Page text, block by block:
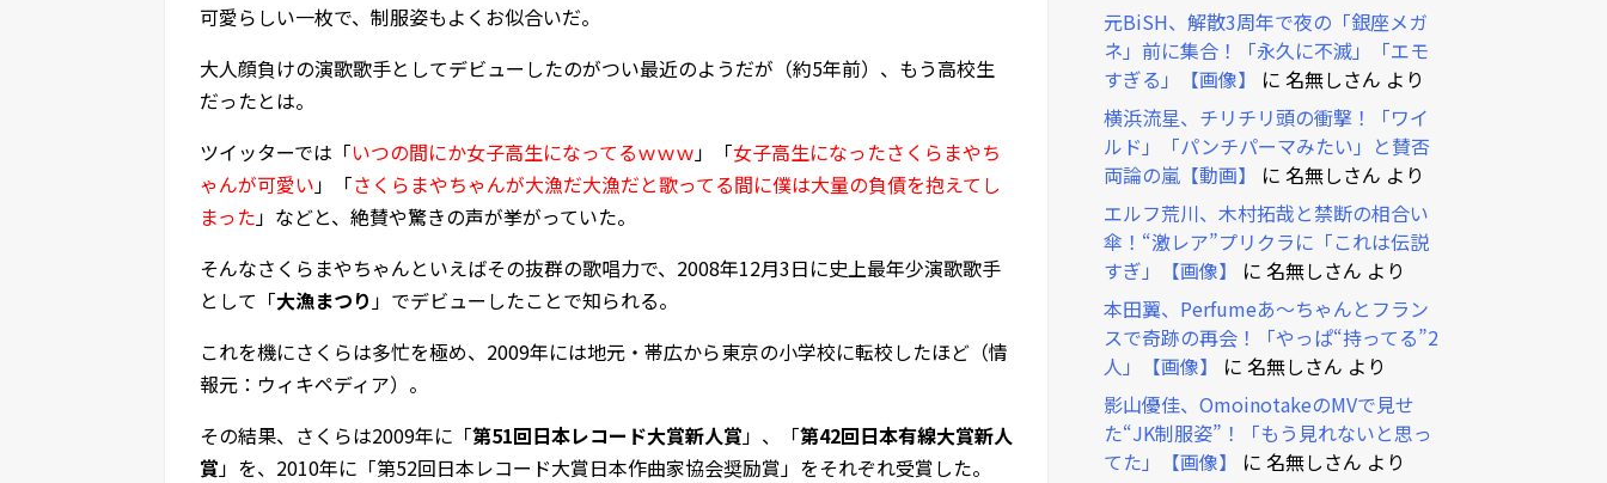
可愛らしい一枚で、制服姿もよくお似合いだ。
大人顔負けの演歌歌手としてデビューしたのがつい最近のようだが（約5年前）、もう高校生
だったとは。
ツイッターでは「いつの間にか女子高生になってるｗｗｗ」「女子高生になったさくらまやち
ゃんが可愛い」「さくらまやちゃんが大漁だ大漁だと歌ってる間に僕は大量の負債を抱えてし
まった」などと、絶賛や驚きの声が挙がっていた。
そんなさくらまやちゃんといえばその抜群の歌唱力で、2008年12月3日に史上最年少演歌歌手
として「大漁まつり」でデビューしたことで知られる。
これを機にさくらは多忙を極め、2009年には地元・帯広から東京の小学校に転校したほど（情
報元：ウィキペディア）。
その結果、さくらは2009年に「第51回日本レコード大賞新人賞」、「第42回日本有線大賞新人
賞」を、2010年に「第52回日本レコード大賞日本作曲家協会奨励賞」をそれぞれ受賞した。
元BiSH、解散3周年で夜の「銀座メガ
ネ」前に集合！「永久に不滅」「エモ
すぎる」【画像】
に 名無しさん より
横浜流星、チリチリ頭の衝撃！「ワイ
ルド」「パンチパーマみたい」と賛否
両論の嵐【動画】
に 名無しさん より
エルフ荒川、木村拓哉と禁断の相合い
傘！“激レア”プリクラに「これは伝説
すぎ」【画像】
に 名無しさん より
本田翼、Perfumeあ～ちゃんとフラン
スで奇跡の再会！「やっぱ“持ってる”2
人」【画像】
に 名無しさん より
影山優佳、OmoinotakeのMVで見せ
た“JK制服姿”！「もう見れないと思っ
てた」【画像】
に 名無しさん より